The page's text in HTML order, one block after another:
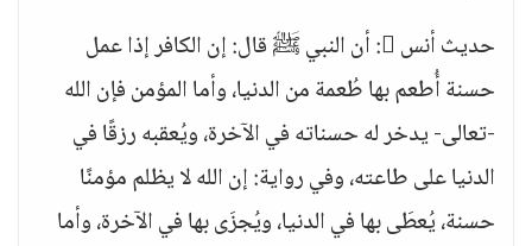
حديث أنس : أن النبي ﷺ قال: إن الكافر إذا عمل
حسنة أُطعم بها طُعمة من الدنيا، وأما المؤمن فإن الله
-تعالى- يدخر له حسناته في الآخرة، ويُعقبه رزقًا في
الدنيا على طاعته، وفي رواية: إن الله لا يظلم مؤمنًا
حسنة، يُعطَى بها في الدنيا، ويُجزَى بها في الآخرة، وأما